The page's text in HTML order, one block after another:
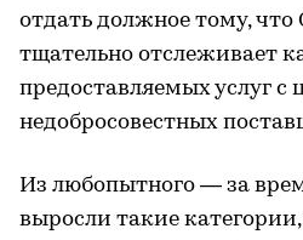
отдать должное тому, что
тщательно отслеживает
предоставляемых услуг с
недобросовестных
Из любопытного — за
выросли такие